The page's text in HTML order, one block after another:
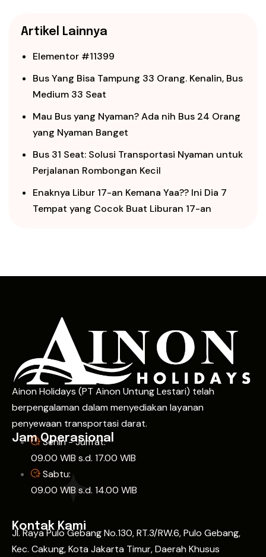
Artikel Lainnya
Elementor #11399
Bus Yang Bisa Tampung 33 Orang. Kenalin, Bus
Medium 33 Seat
Mau Bus yang Nyaman? Ada nih Bus 24 Orang
yang Nyaman Banget
Bus 31 Seat: Solusi Transportasi Nyaman untuk
Perjalanan Rombongan Kecil
Enaknya Libur 17-an Kemana Yaa?? Ini Dia 7
Tempat yang Cocok Buat Liburan 17-an
Ainon Holidays (PT Ainon Untung Lestari) telah
berpengalaman dalam menyediakan layanan
penyewaan transportasi darat.
Jam Operasional
Senin - Jum'at:
09.00 WIB s.d. 17.00 WIB
Sabtu:
09.00 WIB s.d. 14.00 WIB
Kontak Kami
Jl. Raya Pulo Gebang No.130, RT.3/RW.6, Pulo Gebang,
Kec. Cakung, Kota Jakarta Timur, Daerah Khusus